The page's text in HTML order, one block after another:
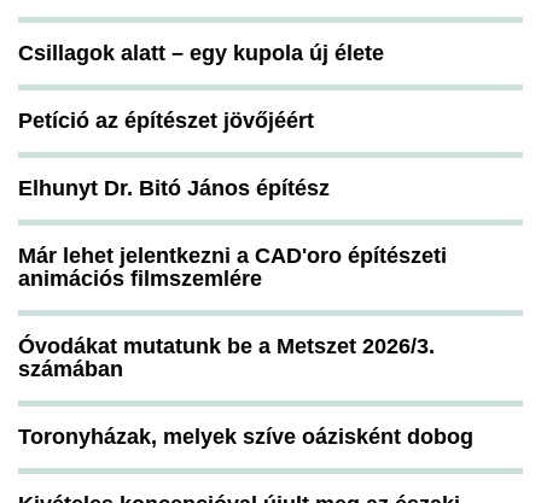
Csillagok alatt – egy kupola új élete
Petíció az építészet jövőjéért
Elhunyt Dr. Bitó János építész
Már lehet jelentkezni a CAD'oro építészeti
animációs filmszemlére
Óvodákat mutatunk be a Metszet 2026/3.
számában
Toronyházak, melyek szíve oázisként dobog